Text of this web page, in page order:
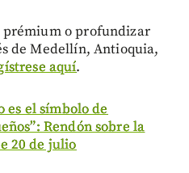
o profundizar
de Medellín, Antioquia,
aquí.
es el símbolo de
Rendón sobre la
20 de julio